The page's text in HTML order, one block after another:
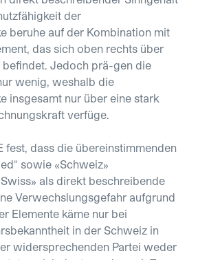
der
beruhe auf der Kombination mit
das sich oben rechts über
befindet. Jedoch prä-gen die
wenig, weshalb die
insgesamt nur über eine stark
verfüge.
fest, dass die übereinstimmenden
sowie «Schweiz»
als direkt beschreibende
Verwechslungsgefahr aufgrund
Elemente käme nur bei
in der Schweiz in
widersprechenden Partei weder